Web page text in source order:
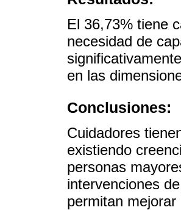
El 36,73% tiene
necesidad de
en las
Conclusiones:
Cuidadores
existiendo
personas
intervenciones
permitan